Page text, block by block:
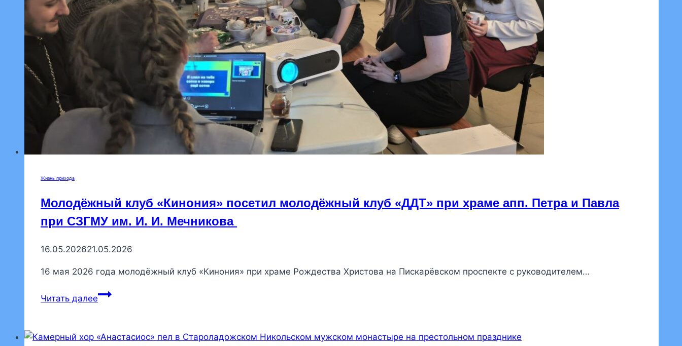
Жизнь прихода
Молодёжный клуб «Кинония» посетил молодёжный клуб «ДДТ» при храме апп. Петра и Павла
при СЗГМУ им. И. И. Мечникова
16.05.202621.05.2026
16 мая 2026 года молодёжный клуб «Кинония» при храме Рождества Христова на Пискарёвском проспекте с руководителем…
Читать далееМолодёжный
посетил